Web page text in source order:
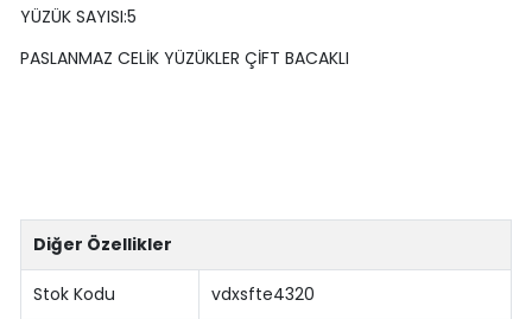
YÜZÜK SAYISI:5
PASLANMAZ CELİK YÜZÜKLER ÇİFT BACAKLI
Diğer Özellikler
Stok Kodu vdxsfte4320